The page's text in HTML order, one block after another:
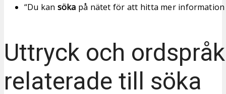
“Du kan söka på nätet för att hitta mer information
Uttryck och ordspråk
relaterade till söka